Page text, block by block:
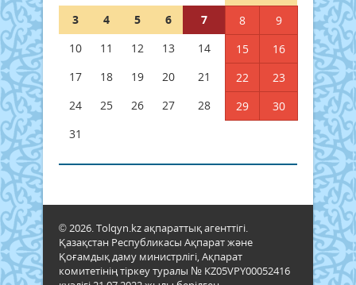
3
4 5 6 7 8
9
10
11 12 13 14 15
16
17
18 19 20 21 22
23
24
25 26 27 28 29
30
31
© 2026. Tolqyn.kz ақпараттық агенттігі.
Қазақстан Республикасы Ақпарат және
Қоғамдық даму министрлігі, Ақпарат
комитетінің тіркеу туралы № KZ05VPY00052416